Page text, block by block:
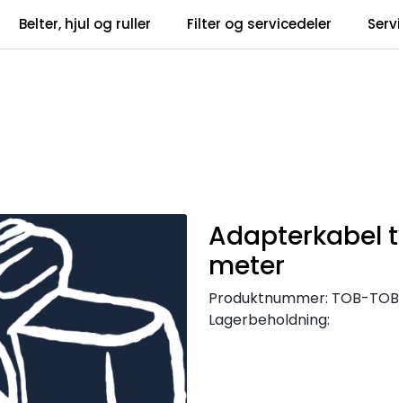
Belter, hjul og ruller Filter og servicedeler
Adapterkabel
meter
Produktnummer: TOB-
Lagerbeholdning: